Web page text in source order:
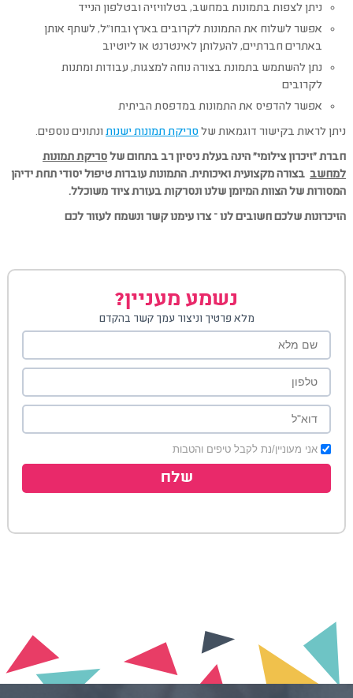
ניתן לצפות בתמונות במחשב, בטלוויזיה ובטלפון הנייד
אפשר לשלוח את התמונות לקרובים בארץ ובחו"ל, לשתף אותן
באתרים חברתיים, להעלותן לאינטרנט או ליוטיוב
נתן להשתמש בתמונת בצורה נוחה למצגות, עבודות ומתנות
לקרובים
אפשר להדפיס את התמונות במדפסת הביתית
ניתן לראות בקישור דוגמאות שלסריקת תמונות ישנותונתונים נוספים.
חברת "זיכרון צילומי" הינה בעלת ניסיון רב בתחום שלסריקת תמונות
למחשב בצורה מקצועית ואיכותית. התמונות עוברות טיפול יסודי תחת ידיהן
המסורות של הצוות המיומן שלנו ונסרקות בעזרת ציוד משוכלל.
הזיכרונות שלכם חשובים לנו – צרו עימנו קשר ונשמח לעזור לכם
נשמע מעניין?
מלא פרטיך וניצור עמך קשר בהקדם
אני מעוניין/נת לקבל טיפים והטבות
שלח